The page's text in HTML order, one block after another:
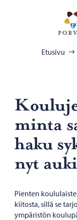
Etusivu
min­ta
haku
nyt auki
Pienten
kiitosta, sillä se
ympäristön